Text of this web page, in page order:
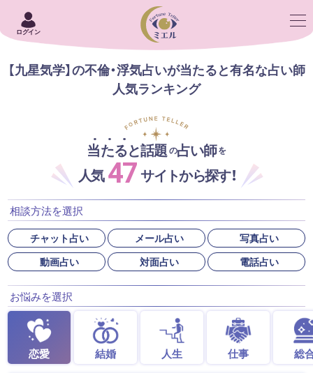
ログイン
【九星気学】の不倫・浮気占いが当たると有名な占い師
人気ランキング
当たると話題の占い師を
人気47サイトから探す！
相談方法を選択
チャット占い メール占い
写真占い
動画占い
対面占い 電話占い
お悩みを選択
恋愛 結婚 人生 仕事 総